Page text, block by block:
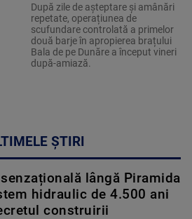
După zile de așteptare și amânări
repetate, operațiunea de
scufundare controlată a primelor
două barje în apropierea brațului
Bala de pe Dunăre a început vineri
după-amiază.
ȘTIRI
lângă Piramida
hidraulic de 4.500 ani
construirii